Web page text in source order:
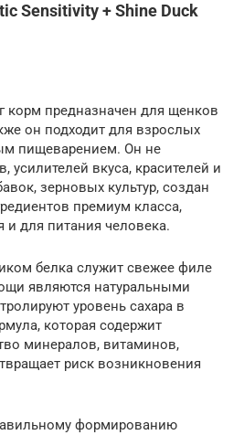
Sensitivity + Shine Duck
корм предназначен для щенков
он подходит для взрослых
пищеварением. Он не
усилителей вкуса, красителей и
зерновых культур, создан
премиум класса,
и для питания человека.
белка служит свежее филе
являются натуральными
уровень сахара в
которая содержит
минералов, витаминов,
риск возникновения
формированию